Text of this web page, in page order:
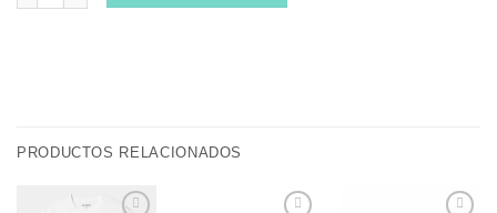
PRODUCTOS RELACIONADOS